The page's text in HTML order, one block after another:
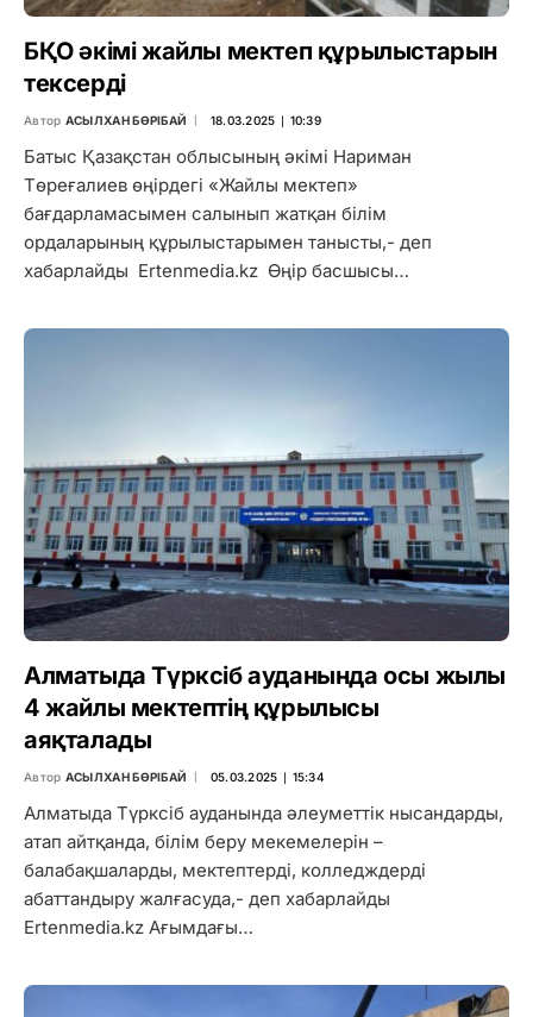
БҚО әкімі жайлы мектеп құрылыстарын
тексерді
Автор АСЫЛХАН БӨРІБАЙ 18.03.2025 ∣ 10:39
Батыс Қазақстан облысының әкімі Нариман
Төреғалиев өңірдегі «Жайлы мектеп»
бағдарламасымен салынып жатқан білім
ордаларының құрылыстарымен танысты,- деп
хабарлайды Ertenmedia.kz Өңір басшысы…
Алматыда Түрксіб ауданында осы жылы
4 жайлы мектептің құрылысы
аяқталады
Автор АСЫЛХАН БӨРІБАЙ 05.03.2025 ∣ 15:34
Алматыда Түрксіб ауданында әлеуметтік нысандарды,
атап айтқанда, білім беру мекемелерін –
балабақшаларды, мектептерді, колледждерді
абаттандыру жалғасуда,- деп хабарлайды
Ertenmedia.kz Ағымдағы…